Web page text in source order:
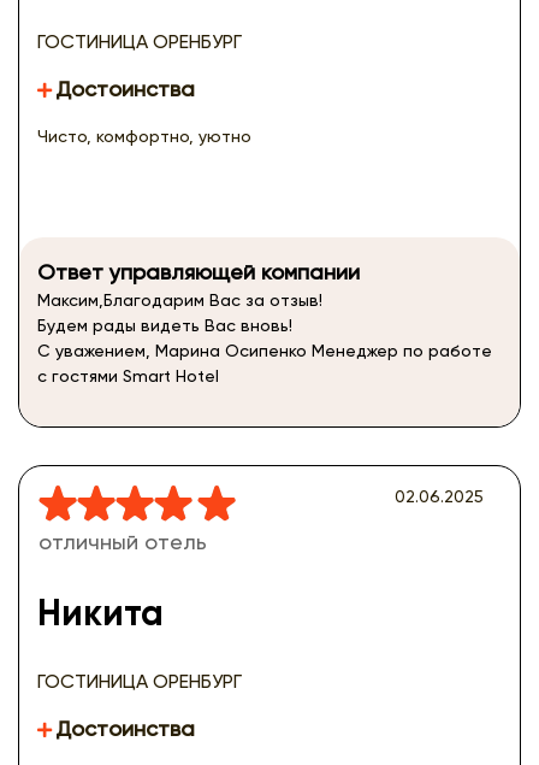
ГОСТИНИЦА ОРЕНБУРГ
Достоинства
Чисто, комфортно, уютно
Ответ управляющей компании
Максим,Благодарим Вас за отзыв!
Будем рады видеть Вас вновь!
С уважением, Марина Осипенко Менеджер по работе
с гостями Smart Hotel
отличный отель
Никита
ГОСТИНИЦА ОРЕНБУРГ
02.06.2025
Достоинства